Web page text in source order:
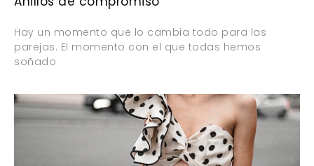
Hay un momento que lo cambia todo para las
parejas. El momento con el que todas hemos
soñado